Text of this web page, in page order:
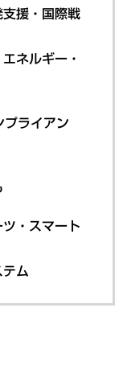
援・国際戦
ネルギー・
プライアン
・スマート
ム